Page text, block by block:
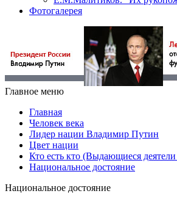
Фотогалерея
Главное меню
Главная
Человек века
Лидер нации Владимир Путин
Цвет нации
Кто есть кто (Выдающиеся
Национальное достояние
Национальное достояние